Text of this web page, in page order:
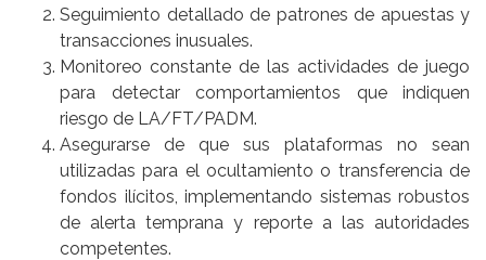
Seguimiento detallado de patrones de apuestas y
transacciones inusuales.
Monitoreo constante de las actividades de juego
para detectar comportamientos que indiquen
riesgo de LA/FT/PADM.
Asegurarse de que sus plataformas no sean
utilizadas para el ocultamiento o transferencia de
fondos ilícitos, implementando sistemas robustos
de alerta temprana y reporte a las autoridades
competentes.